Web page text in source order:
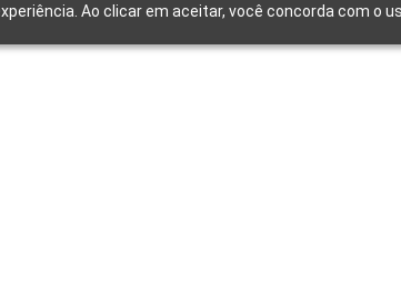
Ao clicar em aceitar, você concorda com o